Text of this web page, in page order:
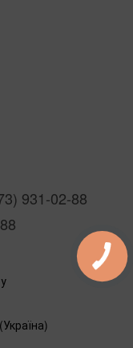
931-02-88